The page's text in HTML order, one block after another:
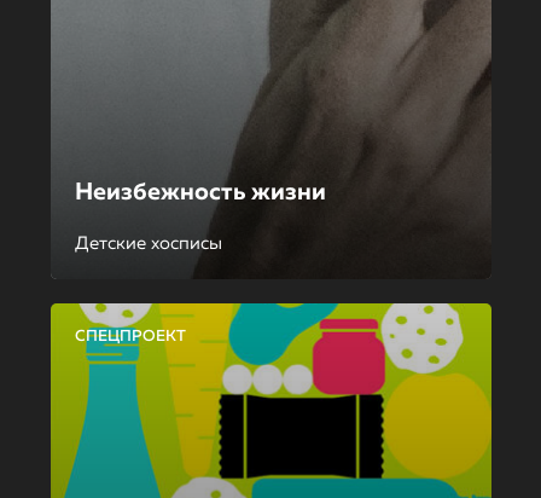
Неизбежность жизни
Детские хосписы
СПЕЦПРОЕКТ